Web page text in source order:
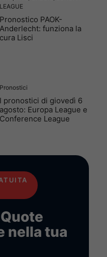
LEAGUE
Pronostico PAOK-
Anderlecht: funziona la
cura Lisci
Pronostici
I pronostici di giovedì 6
agosto: Europa League e
Conference League
nella tua